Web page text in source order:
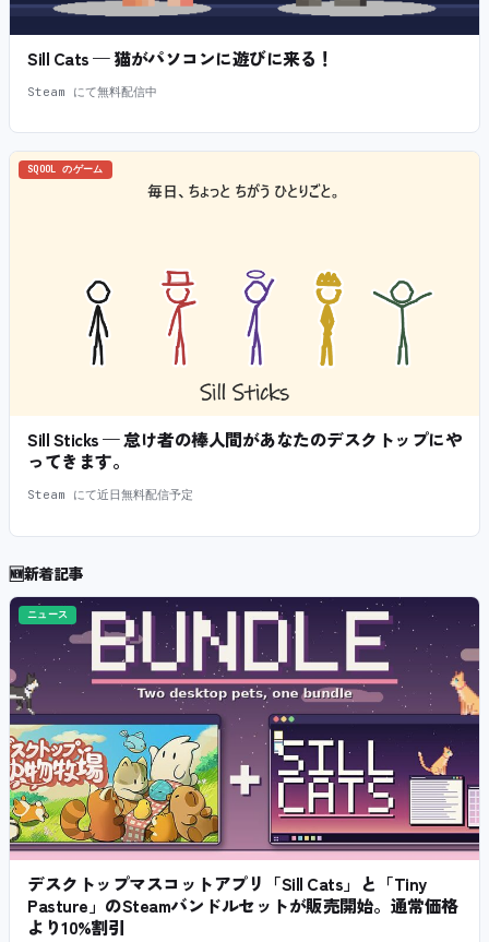
Sill Cats — 猫がパソコンに遊びに来る！
Steam にて無料配信中
SQOOL のゲーム
Sill Sticks — 怠け者の棒人間があなたのデスクトップにや
ってきます。
Steam にて近日無料配信予定
🆕新着記事
ニュース
デスクトップマスコットアプリ「Sill Cats」と「Tiny
Pasture」のSteamバンドルセットが販売開始。通常価格
より10%割引